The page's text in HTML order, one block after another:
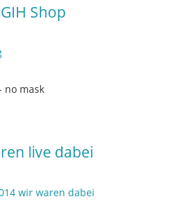
Shop
live dabei